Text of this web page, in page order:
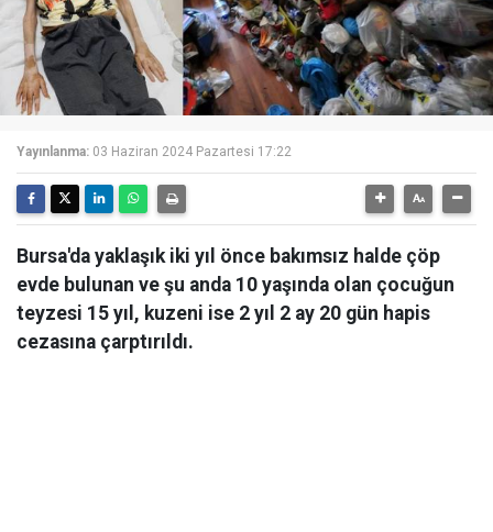
Yayınlanma: 03 Haziran 2024 Pazartesi 17:22
Bursa'da yaklaşık iki yıl önce bakımsız halde çöp
evde bulunan ve şu anda 10 yaşında olan çocuğun
teyzesi 15 yıl, kuzeni ise 2 yıl 2 ay 20 gün hapis
cezasına çarptırıldı.